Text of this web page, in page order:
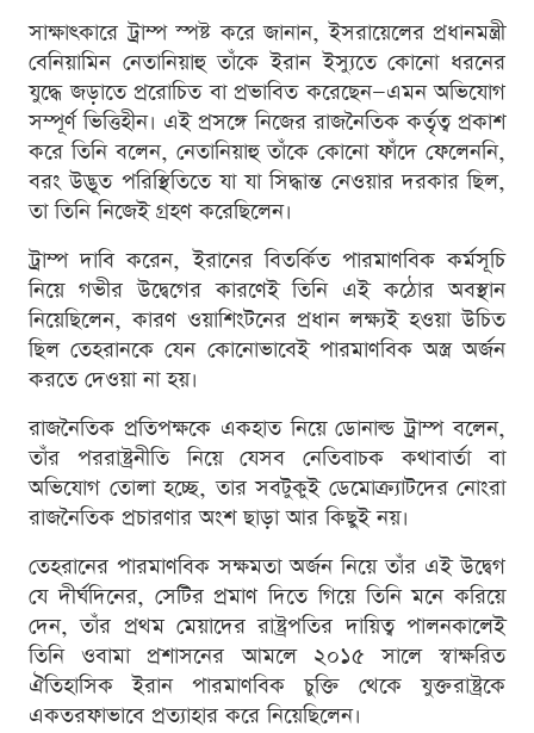
সাক্ষাৎকারে ট্রাম্প স্পষ্ট করে জানান, ইসরায়েলের প্রধানমন্ত্রী
বেনিয়ামিন নেতানিয়াহু তাঁকে ইরান ইস্যুতে কোনো ধরনের
যুদ্ধে জড়াতে প্ররোচিত বা প্রভাবিত করেছেন—এমন অভিযোগ
সম্পূর্ণ ভিত্তিহীন। এই প্রসঙ্গে নিজের রাজনৈতিক কর্তৃত্ব প্রকাশ
করে তিনি বলেন, নেতানিয়াহু তাঁকে কোনো ফাঁদে ফেলেননি,
বরং উদ্ভূত পরিস্থিতিতে যা যা সিদ্ধান্ত নেওয়ার দরকার ছিল,
তা তিনি নিজেই গ্রহণ করেছিলেন।
ট্রাম্প দাবি করেন, ইরানের বিতর্কিত পারমাণবিক কর্মসূচি
নিয়ে গভীর উদ্বেগের কারণেই তিনি এই কঠোর অবস্থান
নিয়েছিলেন, কারণ ওয়াশিংটনের প্রধান লক্ষ্যই হওয়া উচিত
ছিল তেহরানকে যেন কোনোভাবেই পারমাণবিক অস্ত্র অর্জন
করতে দেওয়া না হয়।
রাজনৈতিক প্রতিপক্ষকে একহাত নিয়ে ডোনাল্ড ট্রাম্প বলেন,
তাঁর পররাষ্ট্রনীতি নিয়ে যেসব নেতিবাচক কথাবার্তা বা
অভিযোগ তোলা হচ্ছে, তার সবটুকুই ডেমোক্র্যাটদের নোংরা
রাজনৈতিক প্রচারণার অংশ ছাড়া আর কিছুই নয়।
তেহরানের পারমাণবিক সক্ষমতা অর্জন নিয়ে তাঁর এই উদ্বেগ
যে দীর্ঘদিনের, সেটির প্রমাণ দিতে গিয়ে তিনি মনে করিয়ে
দেন, তাঁর প্রথম মেয়াদের রাষ্ট্রপতির দায়িত্ব পালনকালেই
তিনি ওবামা প্রশাসনের আমলে ২০১৫ সালে স্বাক্ষরিত
ঐতিহাসিক ইরান পারমাণবিক চুক্তি থেকে যুক্তরাষ্ট্রকে
একতরফাভাবে প্রত্যাহার করে নিয়েছিলেন।